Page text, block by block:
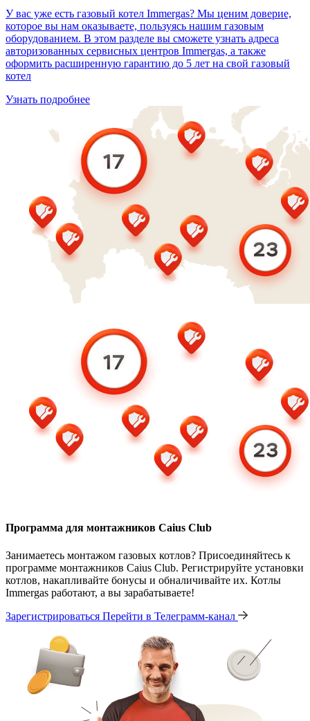
У вас уже есть газовый котел Immergas? Мы ценим доверие,
которое вы нам оказываете, пользуясь нашим газовым
оборудованием. В этом разделе вы сможете узнать адреса
авторизованных сервисных центров Immergas, а также
оформить расширенную гарантию до 5 лет на свой газовый
котел
Узнать подробнее
Программа для монтажников Caius Club
Занимаетесь монтажом газовых котлов? Присоединяйтесь к
программе монтажников Caius Club. Регистрируйте установки
котлов, накапливайте бонусы и обналичивайте их. Котлы
Immergas работают, а вы зарабатываете!
Зарегистрироваться Перейти в Телеграмм-канал